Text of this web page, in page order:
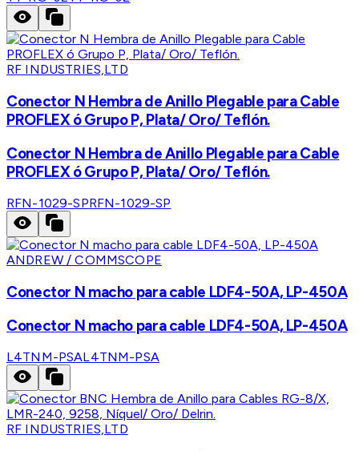
RF INDUSTRIES,LTD
Conector N Hembra de Anillo Plegable para Cable
PROFLEX ó Grupo P, Plata/ Oro/ Teflón.
Conector N Hembra de Anillo Plegable para Cable
PROFLEX ó Grupo P, Plata/ Oro/ Teflón.
RFN-1029-SPRFN-1029-SP
ANDREW / COMMSCOPE
Conector N macho para cable LDF4-50A, LP-450A
Conector N macho para cable LDF4-50A, LP-450A
L4TNM-PSAL4TNM-PSA
RF INDUSTRIES,LTD